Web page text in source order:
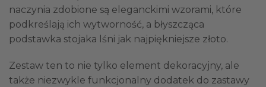
naczynia zdobione są eleganckimi wzorami, które
podkreślają ich wytworność, a błyszcząca
podstawka stojaka lśni jak najpiękniejsze złoto.
Zestaw ten to nie tylko element dekoracyjny, ale
także niezwykle funkcjonalny dodatek do zastawy